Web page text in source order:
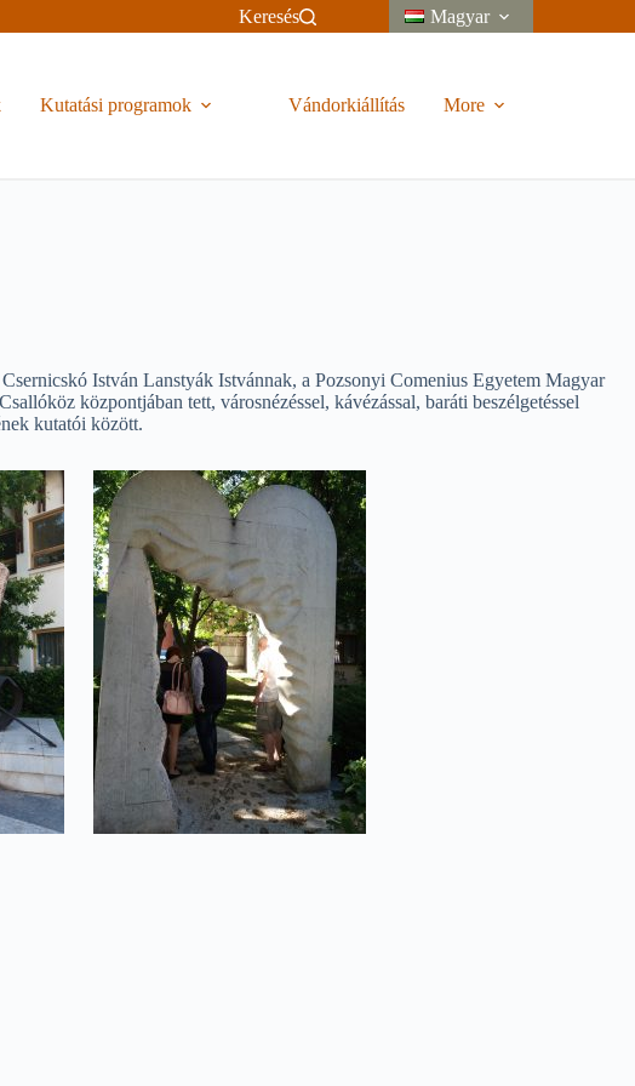
Keresés Magyar
Kutatási programok Vándorkiállítás More
István Lanstyák Istvánnak, a Pozsonyi Comenius Egyetem Magyar
központjában tett, városnézéssel, kávézással, baráti beszélgetéssel
kutatói között.